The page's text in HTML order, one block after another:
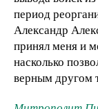
период
Александр
принял меня и
насколько
верным другом